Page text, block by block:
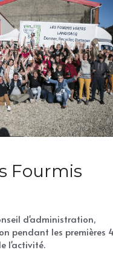
Fourmis
d'administration,
pendant les premières
l'activité.